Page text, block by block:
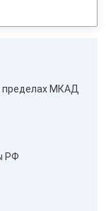
пределах МКАД
РФ